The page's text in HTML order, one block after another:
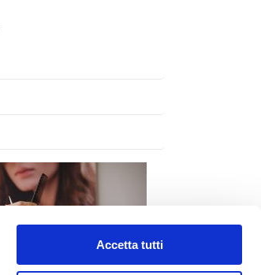
Accetta tutti